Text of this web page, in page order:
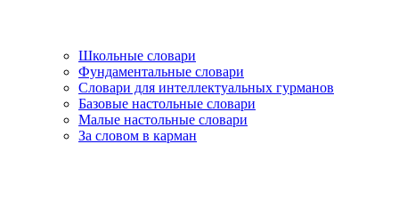
Школьные словари
Фундаментальные словари
Словари для интеллектуальных гурманов
Базовые настольные словари
Малые настольные словари
За словом в карман